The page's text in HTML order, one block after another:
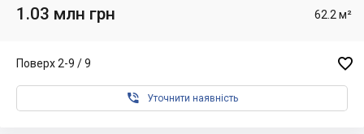
1.03 млн грн 62.2 м²
Поверх 2-9 / 9 
 Уточнити наявність